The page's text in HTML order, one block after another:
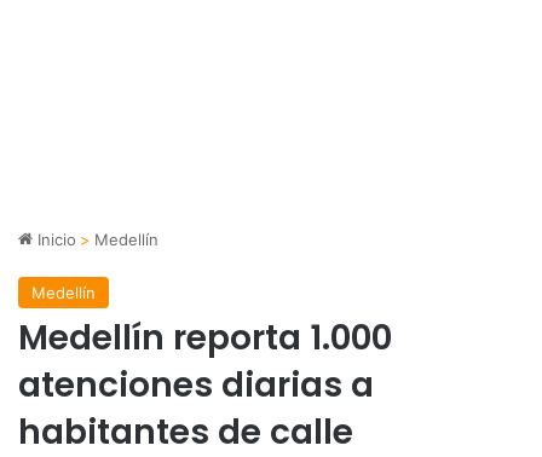
Inicio > Medellín
Medellín
Medellín reporta 1.000
atenciones diarias a
habitantes de calle